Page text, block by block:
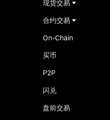
现货交易
合约交易
On-Chain
买币
P2P
闪兑
盘前交易